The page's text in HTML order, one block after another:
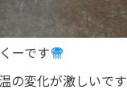
ーです
の変化が激しいです